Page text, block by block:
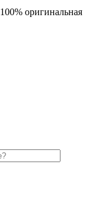
100% оригинальная